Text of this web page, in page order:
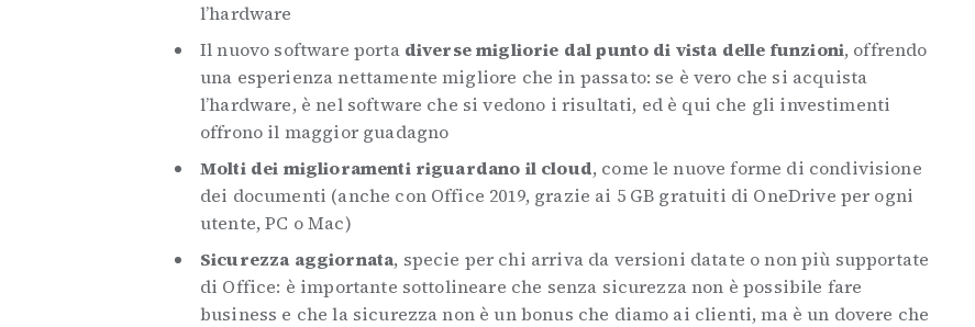
l’hardware
Il nuovo software porta diverse migliorie dal punto di vista delle funzioni, offrendo
una esperienza nettamente migliore che in passato: se è vero che si acquista
l’hardware, è nel software che si vedono i risultati, ed è qui che gli investimenti
offrono il maggior guadagno
Molti dei miglioramenti riguardano il cloud, come le nuove forme di condivisione
dei documenti (anche con Office 2019, grazie ai 5 GB gratuiti di OneDrive per ogni
utente, PC o Mac)
Sicurezza aggiornata, specie per chi arriva da versioni datate o non più supportate
di Office: è importante sottolineare che senza sicurezza non è possibile fare
business e che la sicurezza non è un bonus che diamo ai clienti, ma è un dovere che